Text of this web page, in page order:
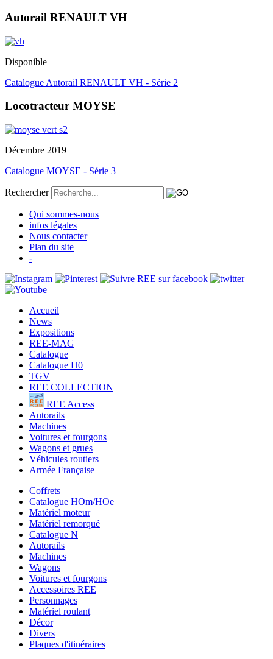
Autorail RENAULT VH
Disponible
Catalogue Autorail RENAULT VH - Série 2
Locotracteur MOYSE
Décembre 2019
Catalogue MOYSE - Série 3
Rechercher
Qui sommes-nous
infos légales
Nous contacter
Plan du site
-
Accueil
News
Expositions
REE-MAG
Catalogue
Catalogue H0
TGV
REE COLLECTION
REE Access
Autorails
Machines
Voitures et fourgons
Wagons et grues
Véhicules routiers
Armée Française
Coffrets
Catalogue HOm/HOe
Matériel moteur
Matériel remorqué
Catalogue N
Autorails
Machines
Wagons
Voitures et fourgons
Accessoires REE
Personnages
Matériel roulant
Décor
Divers
Plaques d'itinéraires